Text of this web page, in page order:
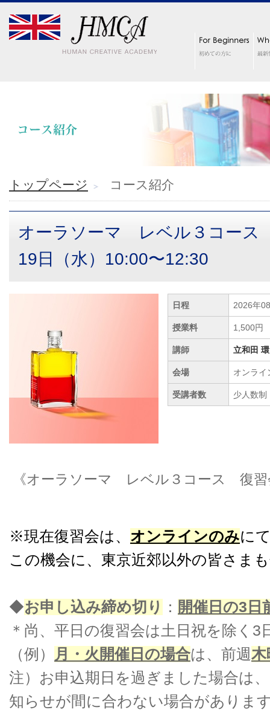
トップページ コース紹介
オーラソーマ レベル３コー
19日（水）10:00〜12:30
日程 2026年
授業料 1,500円
講師 立和田 環
会場 オンラ
受講者数 少人数制
《オーラソーマ レベル３コース 復習
※現在復習会は、 オンラインのみに
この機会に、東京近郊以外の皆さま
◆お申し込み締め切り ： 開催日の3日
＊尚、平日の復習会は土日祝を除く
（例）
月・火開催日の場合は、前週木
注）お申込期日を過ぎました場合は
知らせが間に合わない場合がありま